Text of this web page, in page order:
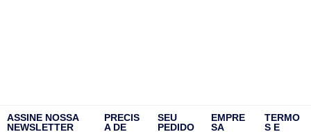
ASSINE NOSSA
NEWSLETTER
PRECIS
A DE
SEU
PEDIDO
EMPRE
SA
TERMO
S E